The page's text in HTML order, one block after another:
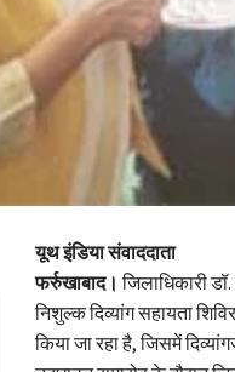
यूथ इंडिया संवाददाता
फर्रुखाबाद। जिलाधिकारी
निशुल्क दिव्यांग सहायता
किया जा रहा है, जिसमें